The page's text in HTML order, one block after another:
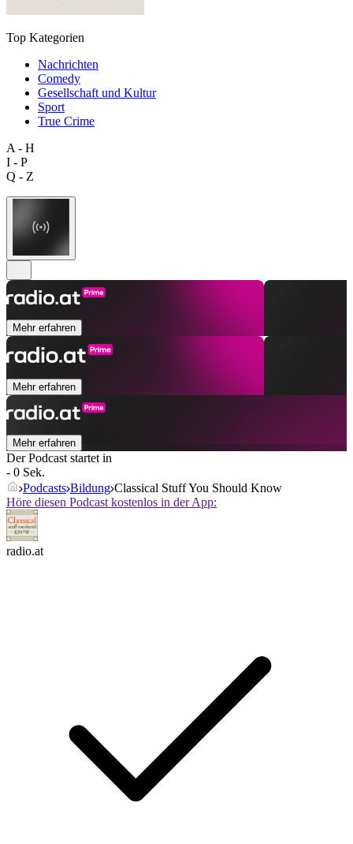
Top Kategorien
Nachrichten
Comedy
Gesellschaft und Kultur
Sport
True Crime
A - H
I - P
Q - Z
Mehr erfahren
Mehr erfahren
Mehr erfahren
Der Podcast startet in
- 0 Sek.
Podcasts Bildung Classical Stuff You Should Know
Höre diesen Podcast kostenlos in der App:
radio.at